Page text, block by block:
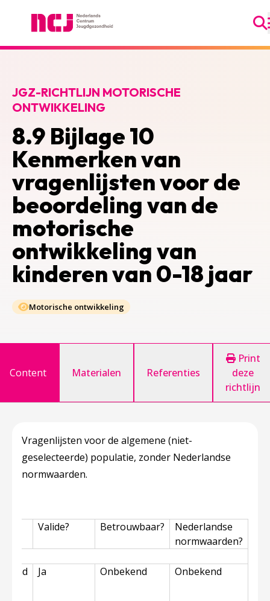
8.9 Bijlage 10
Kenmerken van
vragenlijsten voor de
beoordeling van de
motorische
ontwikkeling van
kinderen van 0-18 jaar
JGZ-RICHTLIJN MOTORISCHE
ONTWIKKELING
Motorische ontwikkeling
Content Materialen Referenties
Print
deze
richtlijn
Vragenlijsten voor de algemene (niet-
geselecteerde) populatie, zonder Nederlandse
normwaarden.
Valide? Betrouwbaar?
Nederlandse
normwaarden?
Ja Onbekend Onbekend